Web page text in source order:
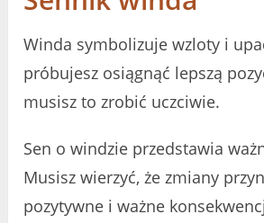
Winda symbolizuje wzloty i
próbujesz osiągnąć lepszą
musisz to zrobić uczciwie.
Sen o windzie przedstawia
Musisz wierzyć, że zmiany
pozytywne i ważne